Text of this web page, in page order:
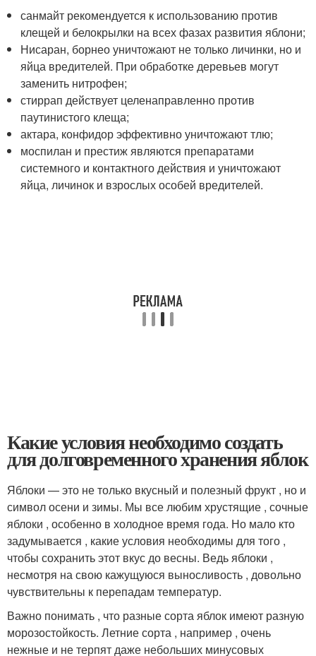
санмайт рекомендуется к использованию против
клещей и белокрылки на всех фазах развития яблони;
Нисаран, борнео уничтожают не только личинки, но и
яйца вредителей. При обработке деревьев могут
заменить нитрофен;
стиррап действует целенаправленно против
паутинистого клеща;
актара, конфидор эффективно уничтожают тлю;
моспилан и престиж являются препаратами
системного и контактного действия и уничтожают
яйца, личинок и взрослых особей вредителей.
Какие условия необходимо создать
для долговременного хранения яблок
Яблоки — это не только вкусный и полезный фрукт , но и
символ осени и зимы. Мы все любим хрустящие , сочные
яблоки , особенно в холодное время года. Но мало кто
задумывается , какие условия необходимы для того ,
чтобы сохранить этот вкус до весны. Ведь яблоки ,
несмотря на свою кажущуюся выносливость , довольно
чувствительны к перепадам температур.
Важно понимать , что разные сорта яблок имеют разную
морозостойкость. Летние сорта , например , очень
нежные и не терпят даже небольших минусовых